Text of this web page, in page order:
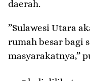
daerah.
​”Sulawesi Utara
rumah besar bagi
masyarakatnya,”